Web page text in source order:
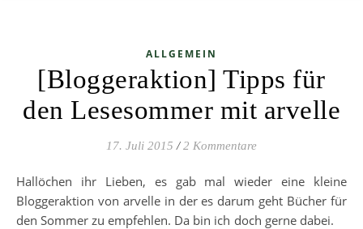
ALLGEMEIN
[Bloggeraktion] Tipps für
den Lesesommer mit arvelle
17. Juli 2015 / 2 Kommentare
Hallöchen ihr Lieben, es gab mal wieder eine kleine
Bloggeraktion von arvelle in der es darum geht Bücher für
den Sommer zu empfehlen. Da bin ich doch gerne dabei.